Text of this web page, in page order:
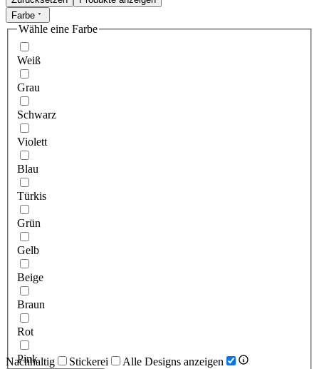
Farbe
Wähle eine Farbe
Weiß
Grau
Schwarz
Violett
Blau
Türkis
Grün
Gelb
Beige
Braun
Rot
Pink
Nachhaltig Stickerei Alle Designs anzeigen